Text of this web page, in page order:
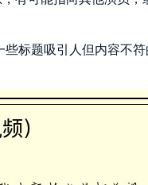
标题吸引人但内容不